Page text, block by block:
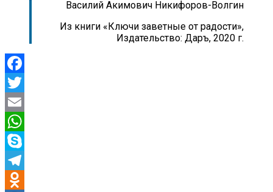
Василий Акимович Никифоров-Волгин
Из книги «Ключи заветные от радости»,
Издательство: Даръ, 2020 г.
Facebook
Twitter
Email
WhatsApp
Skype
Telegram